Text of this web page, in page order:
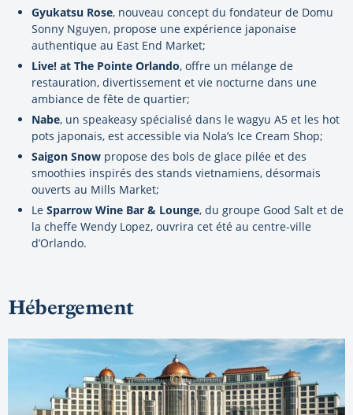
Gyukatsu Rose, nouveau concept du fondateur de Domu
Sonny Nguyen, propose une expérience japonaise
authentique au East End Market;
Live! at The Pointe Orlando, offre un mélange de
restauration, divertissement et vie nocturne dans une
ambiance de fête de quartier;
Nabe, un speakeasy spécialisé dans le wagyu A5 et les hot
pots japonais, est accessible via Nola’s Ice Cream Shop;
Saigon Snow propose des bols de glace pilée et des
smoothies inspirés des stands vietnamiens, désormais
ouverts au Mills Market;
Le Sparrow Wine Bar & Lounge, du groupe Good Salt et de
la cheffe Wendy Lopez, ouvrira cet été au centre-ville
d’Orlando.
Hébergement